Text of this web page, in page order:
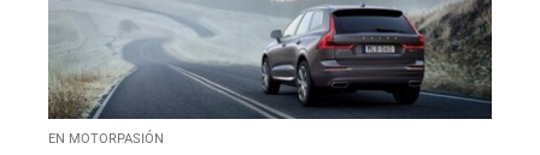
EN MOTORPASIÓN